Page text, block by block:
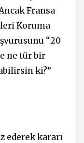
Fransa
Koruma
“20
ne tür bir
ki?”
ederek kararı